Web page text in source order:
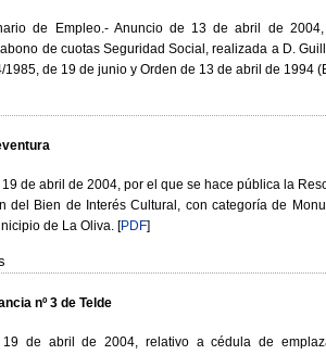
de Empleo.- Anuncio de 13 de abril de
de cuotas Seguridad Social, realizada a D.
de 19 de junio y Orden de 13 de abril de 1994
de abril de 2004, por el que se hace pública la
del Bien de Interés Cultural, con categoría de
de La Oliva. [PDF]
nº 3 de Telde
19 de abril de 2004, relativo a cédula de